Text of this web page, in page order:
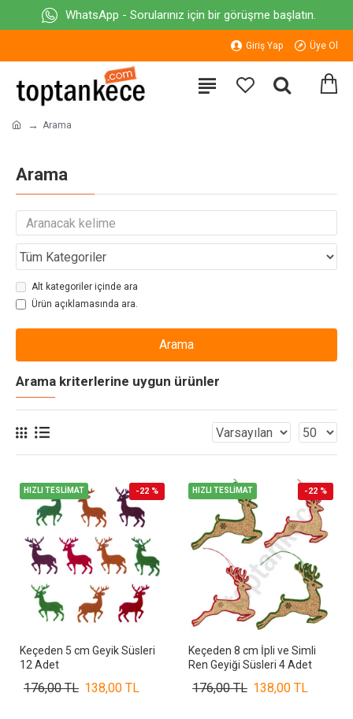
WhatsApp - Sorularınız için bir görüşme başlatın.
Giriş Yap Üye Ol
Arama
Arama
Alt kategoriler içinde ara
Ürün açıklamasında ara.
Arama
Arama kriterlerine uygun ürünler
HIZLI TESLİMAT -22 %
Keçeden 5 cm Geyik Süsleri
12 Adet
138,00 TL
176,00 TL
HIZLI TESLİMAT -22 %
Keçeden 8 cm İpli ve Simli
Ren Geyiği Süsleri 4 Adet
138,00 TL
176,00 TL